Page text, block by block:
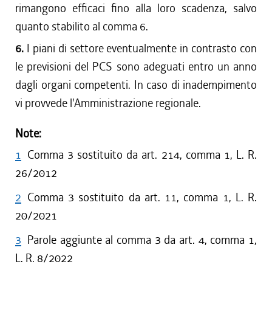
rimangono efficaci fino alla loro scadenza, salvo
quanto stabilito al comma 6.
6. I piani di settore eventualmente in contrasto con
le previsioni del PCS sono adeguati entro un anno
dagli organi competenti. In caso di inadempimento
vi provvede l'Amministrazione regionale.
Note:
1 Comma 3 sostituito da art. 214, comma 1, L. R.
26/2012
2 Comma 3 sostituito da art. 11, comma 1, L. R.
20/2021
3 Parole aggiunte al comma 3 da art. 4, comma 1,
L. R. 8/2022